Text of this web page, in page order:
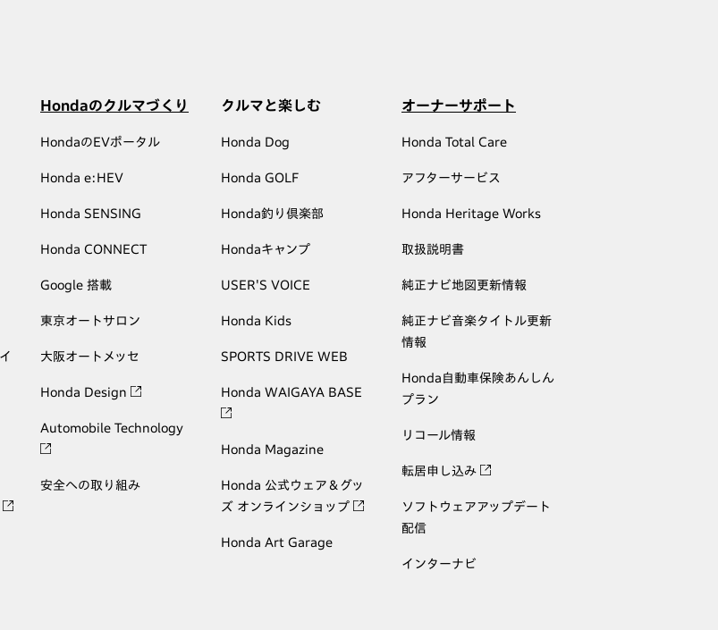
Hondaのクルマづくり
HondaのEVポータル
Honda e:HEV
Honda SENSING
Honda CONNECT
Google 搭載
東京オートサロン
大阪オートメッセ
Honda Design
Automobile Technology
安全への取り組み
クルマと楽しむ
Honda Dog
Honda GOLF
Honda釣り倶楽部
Hondaキャンプ
USER'S VOICE
Honda Kids
SPORTS DRIVE WEB
Honda WAIGAYA BASE
Honda Magazine
Honda 公式ウェア＆グッ
ズ オンラインショップ
Honda Art Garage
オーナーサポート
Honda Total Care
アフターサービス
Honda Heritage Works
取扱説明書
純正ナビ地図更新情報
純正ナビ音楽タイトル更新
情報
Honda自動車保険あんしん
プラン
リコール情報
転居申し込み
ソフトウェアアップデート
配信
インターナビ